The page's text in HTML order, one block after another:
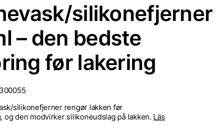
silikonefjerner
– den bedste
før lakering
300055
silikonefjerner rengør lakken før
og den modvirker silikoneudslag på lakken. Läs